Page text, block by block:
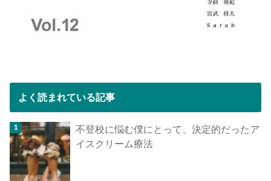
よく読まれている記事
不登校に悩む僕にとって、決定的だったア
イスクリーム療法